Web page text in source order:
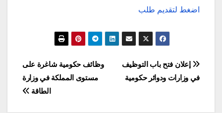
اضغط لتقديم طلب
تصفّح
المقالات
وظائف حكومية شاغرة على
مستوى المملكة في وزارة
الطاقة
إعلان فتح باب التوظيف
في وزارات ودوائر حكومية